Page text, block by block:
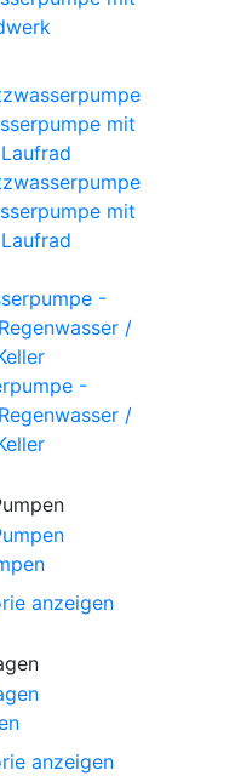
mit
-
/
anzeigen
anzeigen